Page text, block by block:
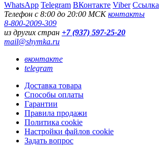
WhatsApp Telegram ВКонтакте Viber Ссылка
Телефон с 8:00 до 20:00 МСКконтакты
8-800-2009-309
из других стран +7 (937) 597-25-20
mail@shymka.ru
вконтакте
telegram
Доставка товара
Способы оплаты
Гарантии
Правила продажи
Политика cookie
Настройки файлов cookie
Задать вопрос